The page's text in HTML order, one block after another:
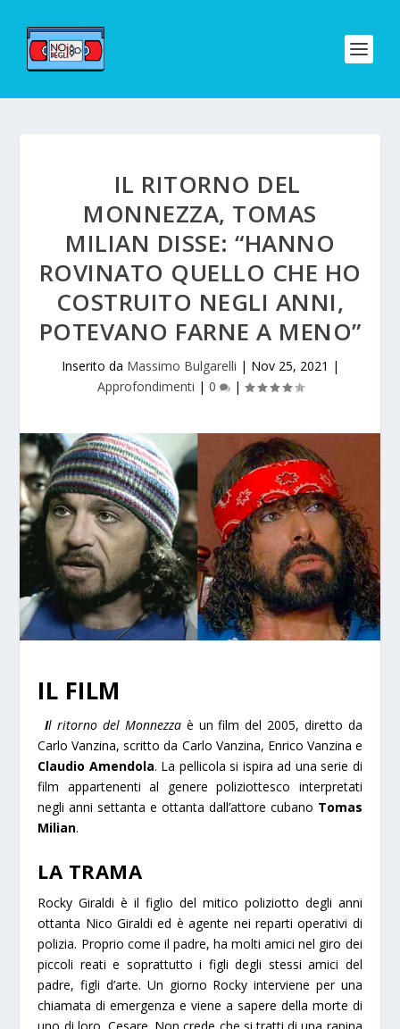
IL RITORNO DEL
MONNEZZA, TOMAS
MILIAN DISSE: “HANNO
ROVINATO QUELLO CHE HO
COSTRUITO NEGLI ANNI,
POTEVANO FARNE A MENO”
Inserito da Massimo Bulgarelli | Nov 25, 2021 |
Approfondimenti | 0 |
IL FILM
Il ritorno del Monnezzaè un film del 2005, diretto da
Carlo Vanzina, scritto da Carlo Vanzina, Enrico Vanzina e
Claudio Amendola. La pellicola si ispira ad una serie di
film appartenenti al genere poliziottesco interpretati
negli anni settanta e ottanta dall’attore cubano Tomas
Milian.
LA TRAMA
Rocky Giraldi è il figlio del mitico poliziotto degli anni
ottanta Nico Giraldi ed è agente nei reparti operativi di
polizia. Proprio come il padre, ha molti amici nel giro dei
piccoli reati e soprattutto i figli degli stessi amici del
padre, figli d’arte. Un giorno Rocky interviene per una
chiamata di emergenza e viene a sapere della morte di
uno di loro, Cesare. Non crede che si tratti di una rapina